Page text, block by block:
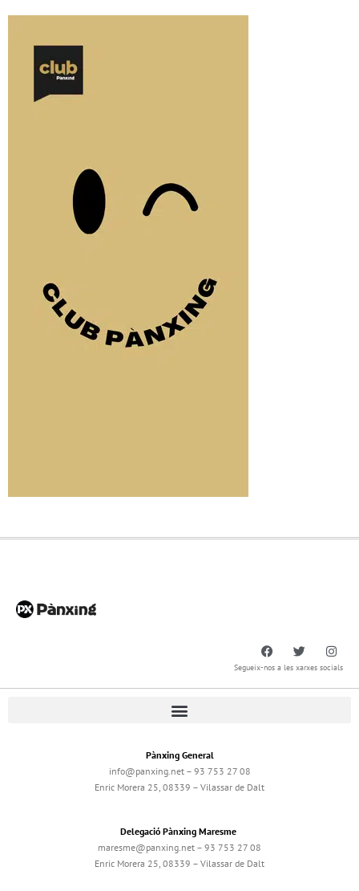
Segueix-nos a les xarxes socials
Pànxing General
info@panxing.net – 93 753 27 08
Enric Morera 25, 08339 – Vilassar de Dalt
Delegació Pànxing Maresme
maresme@panxing.net – 93 753 27 08
Enric Morera 25, 08339 – Vilassar de Dalt